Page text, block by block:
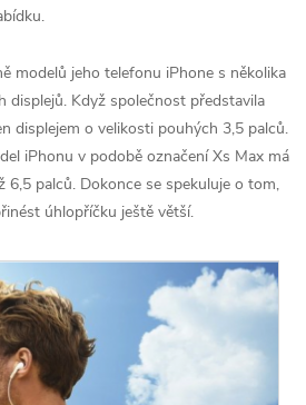
modelů jeho telefonu iPhone s několika
displejů. Když společnost představila
displejem o velikosti pouhých 3,5 palců.
iPhonu v podobě označení Xs Max má
6,5 palců. Dokonce se spekuluje o tom,
úhlopříčku ještě větší.